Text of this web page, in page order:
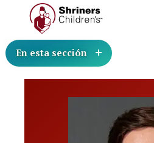
En esta sección